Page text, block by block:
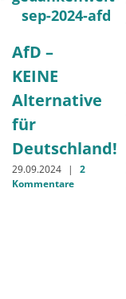
AfD –
KEINE
Alternative
für
Deutschland!
29.09.2024 |
2
Kommentare